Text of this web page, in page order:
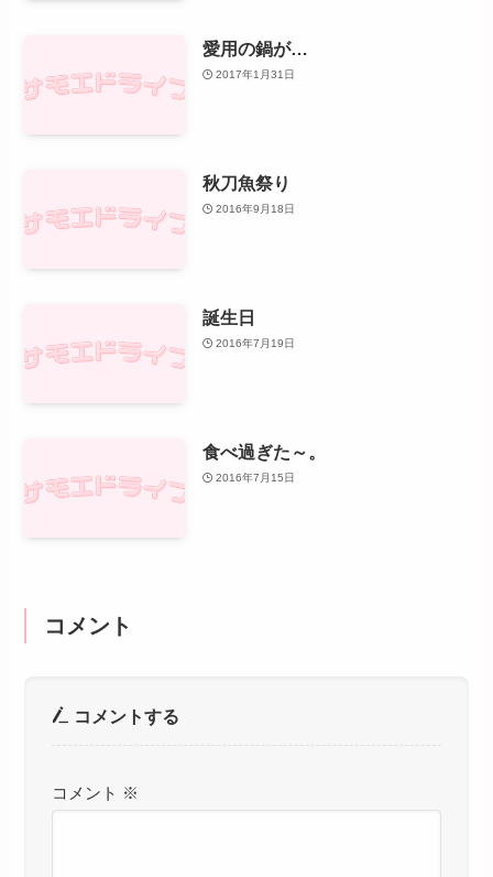
愛用の鍋が…
2017年1月31日
秋刀魚祭り
2016年9月18日
誕生日
2016年7月19日
食べ過ぎた～。
2016年7月15日
コメント
コメントする
コメント ※